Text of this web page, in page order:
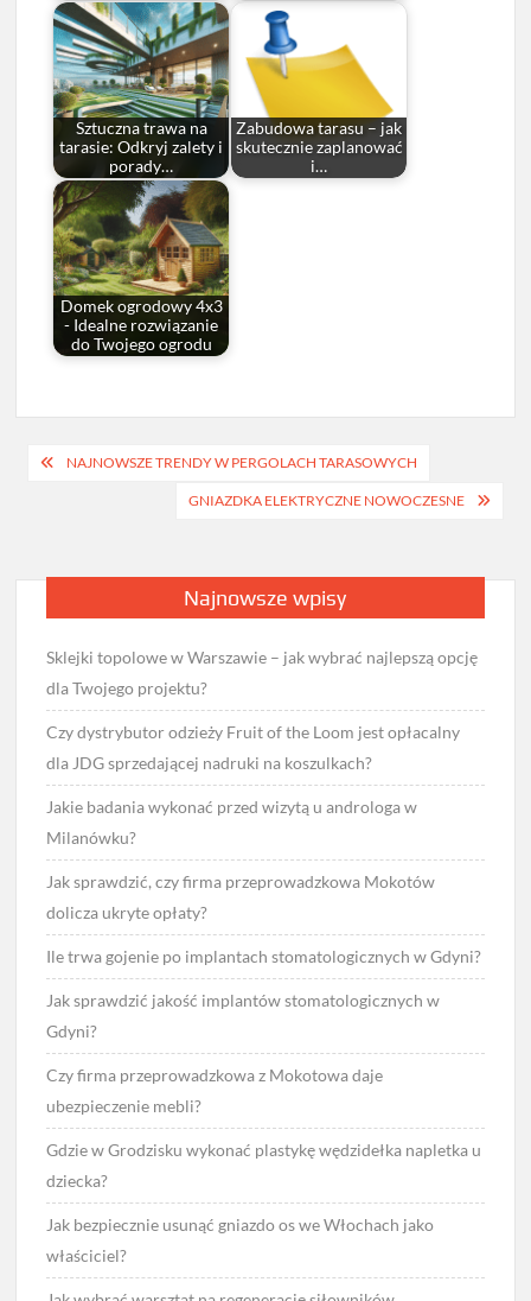
Sztuczna trawa na
tarasie: Odkryj zalety i
porady…
Zabudowa tarasu – jak
skutecznie zaplanować
i…
Domek ogrodowy 4x3
- Idealne rozwiązanie
do Twojego ogrodu
Nawigacja
NAJNOWSZE TRENDY W PERGOLACH TARASOWYCH
GNIAZDKA ELEKTRYCZNE NOWOCZESNE
Najnowsze wpisy
Sklejki topolowe w Warszawie – jak wybrać najlepszą opcję
dla Twojego projektu?
Czy dystrybutor odzieży Fruit of the Loom jest opłacalny
dla JDG sprzedającej nadruki na koszulkach?
Jakie badania wykonać przed wizytą u androloga w
Milanówku?
Jak sprawdzić, czy firma przeprowadzkowa Mokotów
dolicza ukryte opłaty?
Ile trwa gojenie po implantach stomatologicznych w Gdyni?
Jak sprawdzić jakość implantów stomatologicznych w
Gdyni?
Czy firma przeprowadzkowa z Mokotowa daje
ubezpieczenie mebli?
Gdzie w Grodzisku wykonać plastykę wędzidełka napletka u
dziecka?
Jak bezpiecznie usunąć gniazdo os we Włochach jako
właściciel?